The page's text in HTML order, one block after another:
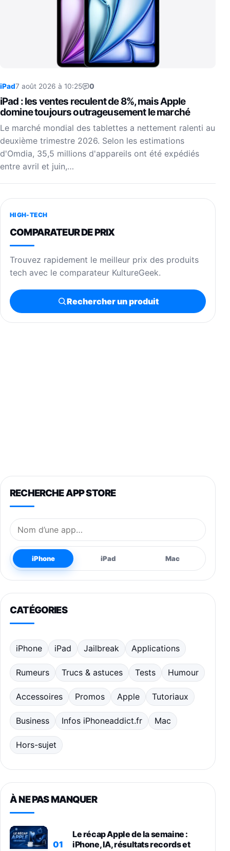
iPad7 août 2026 à 10:25 0
iPad : les ventes reculent de 8%, mais Apple
domine toujours outrageusement le marché
Le marché mondial des tablettes a nettement ralenti au
deuxième trimestre 2026. Selon les estimations
d'Omdia, 35,5 millions d'appareils ont été expédiés
entre avril et juin,…
HIGH-TECH
COMPARATEUR DE PRIX
Trouvez rapidement le meilleur prix des produits
tech avec le comparateur KultureGeek.
Rechercher un produit
RECHERCHE APP STORE
Nom de l’application
iPhone iPad Mac
CATÉGORIES
iPhone iPad Jailbreak Applications
Rumeurs Trucs & astuces Tests Humour
Accessoires Promos Apple Tutoriaux
Business Infos iPhoneaddict.fr Mac
Hors-sujet
À NE PAS MANQUER
01
Le récap Apple de la semaine :
iPhone, IA, résultats records et